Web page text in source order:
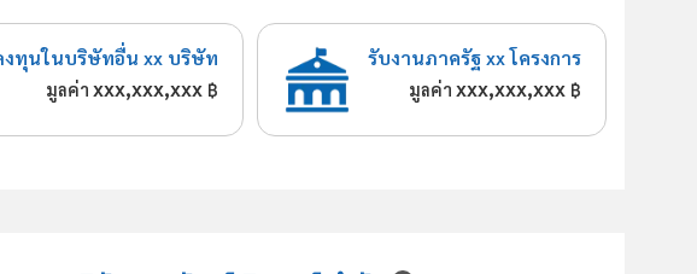
งทุนในบริษัทอื่น xx บริษัท
มูลค่าxxx,xxx,xxx ฿
รับงานภาครัฐ xx โครงการ
มูลค่าxxx,xxx,xxx ฿